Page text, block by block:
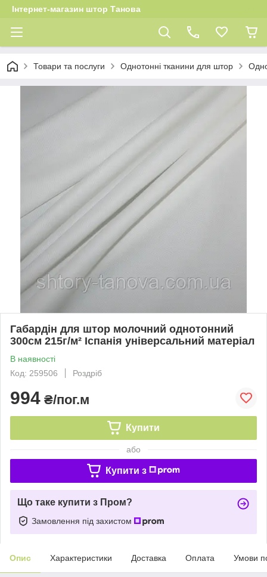
Інтернет-магазин штор Танова
Товари та послуги Однотонні тканини для штор
Габардін для штор молочний однотонний
300см 215г/м² Іспанія універсальний матеріал
В наявності
Код: 259506
Роздріб
994 ₴/пог.м
Купити
або
Купити з
Що таке купити з Пром?
Замовлення під захистом
Опис Характеристики Доставка Оплата Умови